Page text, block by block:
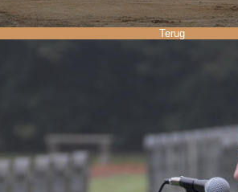
Terug